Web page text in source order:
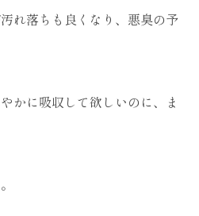
れ落ちも良くなり、悪臭の予
かに吸収して欲しいのに、ま